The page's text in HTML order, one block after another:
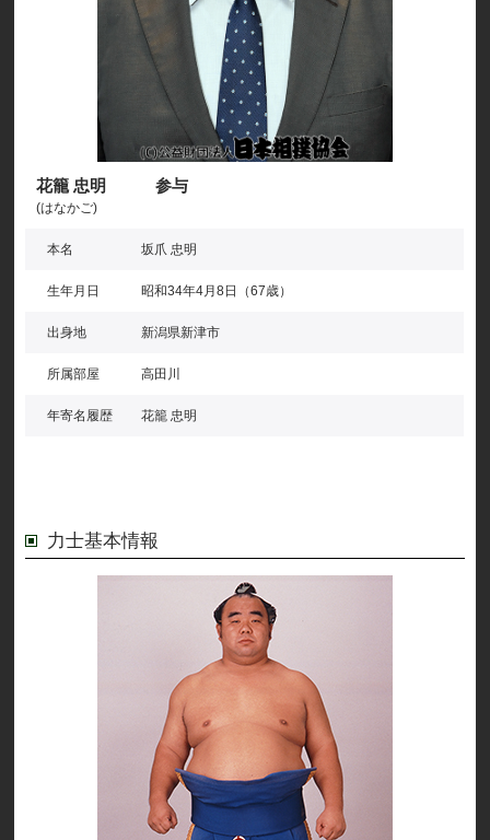
花籠 忠明 参与
(はなかご)
本名 坂爪 忠明
生年月日 昭和34年4月8日（67歳）
出身地 新潟県新津市
所属部屋 高田川
年寄名履歴 花籠 忠明
力士基本情報